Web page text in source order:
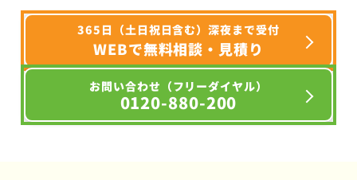
365日（土日祝日含む）深夜まで受付
WEBで無料相談・見積り
お問い合わせ（フリーダイヤル）
0120-880-200